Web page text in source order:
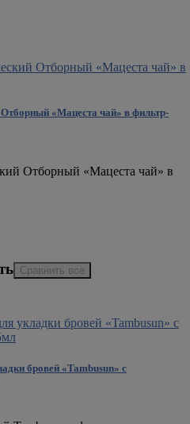
«Мацеста чай» в фильтр-
Отборный «Мацеста чай» в
бровей «Tambusun» с